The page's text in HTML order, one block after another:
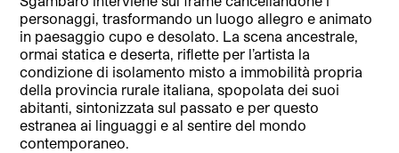
personaggi, trasformando un luogo allegro e animato
in paesaggio cupo e desolato. La scena ancestrale,
ormai statica e deserta, riflette per l’artista la
condizione di isolamento misto a immobilità propria
della provincia rurale italiana, spopolata dei suoi
abitanti, sintonizzata sul passato e per questo
estranea ai linguaggi e al sentire del mondo
contemporaneo.